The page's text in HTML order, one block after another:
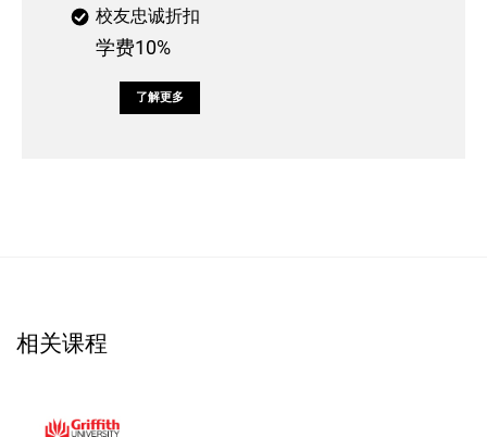
校友忠诚折扣
学费10%
了解更多
相关课程